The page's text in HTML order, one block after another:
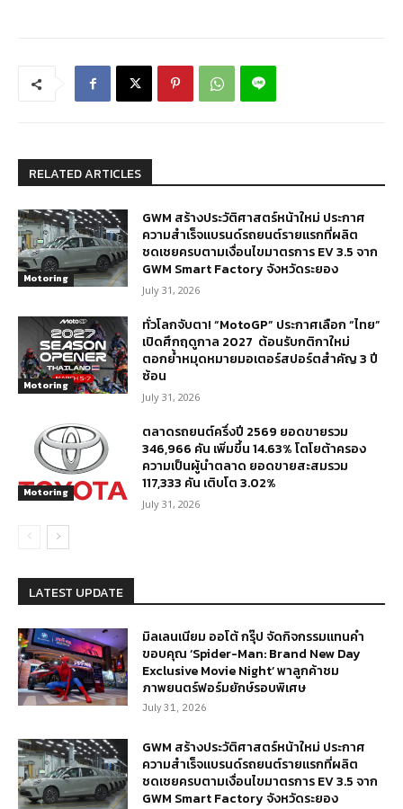
RELATED ARTICLES
Motoring
GWM สร้างประวัติศาสตร์หน้าใหม่ ประกาศ
ความสำเร็จแบรนด์รถยนต์รายแรกที่ผลิต
ชดเชยครบตามเงื่อนไขมาตรการ EV 3.5 จาก
GWM Smart Factory จังหวัดระยอง
July 31, 2026
Motoring
ทั่วโลกจับตา! “MotoGP” ประกาศเลือก “ไทย”
เปิดศึกฤดูกาล 2027 ต้อนรับกติกาใหม่
ตอกย้ำหมุดหมายมอเตอร์สปอร์ตสำคัญ 3 ปี
ซ้อน
July 31, 2026
Motoring
ตลาดรถยนต์ครึ่งปี 2569 ยอดขายรวม
346,966 คัน เพิ่มขึ้น 14.63% โตโยต้าครอง
ความเป็นผู้นำตลาด ยอดขายสะสมรวม
117,333 คัน เติบโต 3.02%
July 31, 2026
LATEST UPDATE
มิลเลนเนียม ออโต้ กรุ๊ป จัดกิจกรรมแทนคำ
ขอบคุณ ‘Spider-Man: Brand New Day
Exclusive Movie Night’ พาลูกค้าชม
ภาพยนตร์ฟอร์มยักษ์รอบพิเศษ
July 31, 2026
GWM สร้างประวัติศาสตร์หน้าใหม่ ประกาศ
ความสำเร็จแบรนด์รถยนต์รายแรกที่ผลิต
ชดเชยครบตามเงื่อนไขมาตรการ EV 3.5 จาก
GWM Smart Factory จังหวัดระยอง